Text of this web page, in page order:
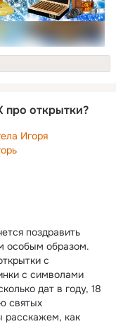
про открытки?
Игоря
поздравить
особым образом.
с
с символами
дат в году, 18
святых
расскажем, как